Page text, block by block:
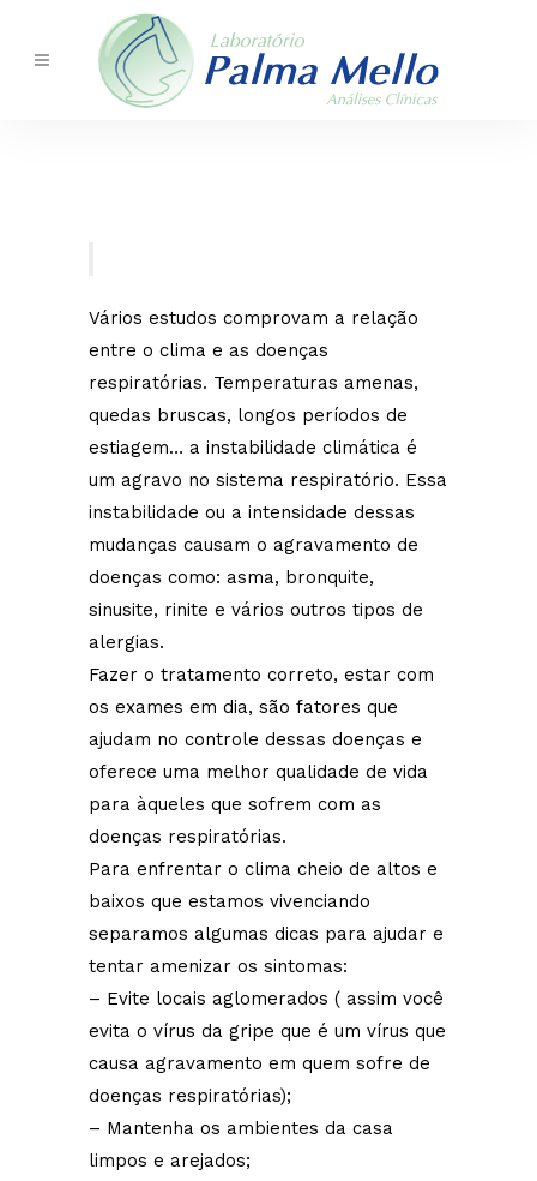
Vários estudos comprovam a relação
entre o clima e as doenças
respiratórias. Temperaturas amenas,
quedas bruscas, longos períodos de
estiagem… a instabilidade climática é
um agravo no sistema respiratório. Essa
instabilidade ou a intensidade dessas
mudanças causam o agravamento de
doenças como: asma, bronquite,
sinusite, rinite e vários outros tipos de
alergias.
Fazer o tratamento correto, estar com
os exames em dia, são fatores que
ajudam no controle dessas doenças e
oferece uma melhor qualidade de vida
para àqueles que sofrem com as
doenças respiratórias.
Para enfrentar o clima cheio de altos e
baixos que estamos vivenciando
separamos algumas dicas para ajudar e
tentar amenizar os sintomas:
– Evite locais aglomerados ( assim você
evita o vírus da gripe que é um vírus que
causa agravamento em quem sofre de
doenças respiratórias);
– Mantenha os ambientes da casa
limpos e arejados;